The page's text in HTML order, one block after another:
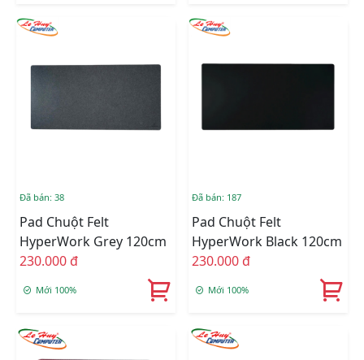
Đã bán: 38
Pad Chuột Felt
HyperWork Grey 120cm
230.000 đ
Mới 100%
Đã bán: 187
Pad Chuột Felt
HyperWork Black 120cm
230.000 đ
Mới 100%